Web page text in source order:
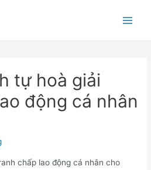
tự hoà giải
động cá nhân
chấp lao động cá nhân cho